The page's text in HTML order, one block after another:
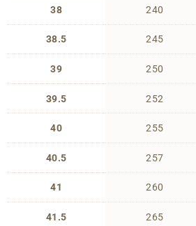
38
38.5
39
39.5
40
40.5
41
41.5
240
245
250
252
255
257
260
265